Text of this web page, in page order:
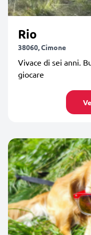
Rio
38060, Cimone
Vivace di sei anni.
giocare